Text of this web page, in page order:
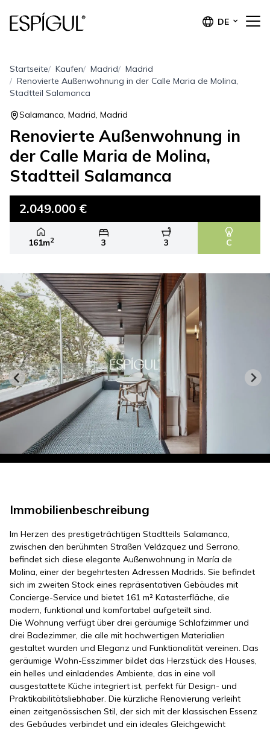
DE
Startseite Kaufen Madrid
Madrid
Renovierte Außenwohnung in der Calle Maria de Molina,
Stadtteil Salamanca
Salamanca, Madrid, Madrid
Renovierte Außenwohnung in
der Calle Maria de Molina,
Stadtteil Salamanca
2.049.000 €
161m2 3 3 C
Immobilienbeschreibung
Im Herzen des prestigeträchtigen Stadtteils Salamanca,
zwischen den berühmten Straßen Velázquez und Serrano,
befindet sich diese elegante Außenwohnung in María de
Molina, einer der begehrtesten Adressen Madrids. Sie befindet
sich im zweiten Stock eines repräsentativen Gebäudes mit
Concierge-Service und bietet 161 m² Katasterfläche, die
modern, funktional und komfortabel aufgeteilt sind.
Die Wohnung verfügt über drei geräumige Schlafzimmer und
drei Badezimmer, die alle mit hochwertigen Materialien
gestaltet wurden und Eleganz und Funktionalität vereinen. Das
geräumige Wohn-Esszimmer bildet das Herzstück des Hauses,
ein helles und einladendes Ambiente, das in eine voll
ausgestattete Küche integriert ist, perfekt für Design- und
Praktikabilitätsliebhaber. Die kürzliche Renovierung verleiht
einen zeitgenössischen Stil, der sich mit der klassischen Essenz
des Gebäudes verbindet und ein ideales Gleichgewicht